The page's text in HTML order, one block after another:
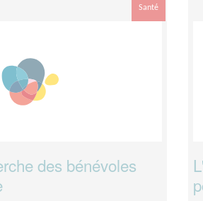
Santé
des bénévoles